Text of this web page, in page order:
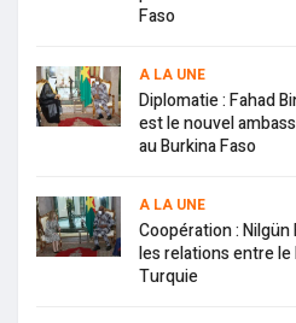
Faso
A LA UNE
Diplomatie : Fahad
est le nouvel
au Burkina Faso
A LA UNE
Coopération :
les relations entre le
Turquie